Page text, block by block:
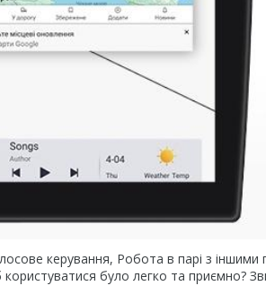
керування, Робота в парі з
було легко та приємно?